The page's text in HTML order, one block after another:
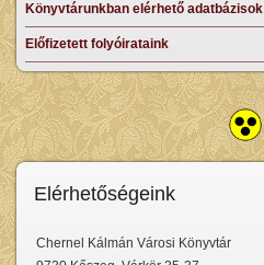
Könyvtárunkban elérhető adatbázisok
Előfizetett folyóirataink
Elérhetőségeink
Chernel Kálmán Városi Könyvtár